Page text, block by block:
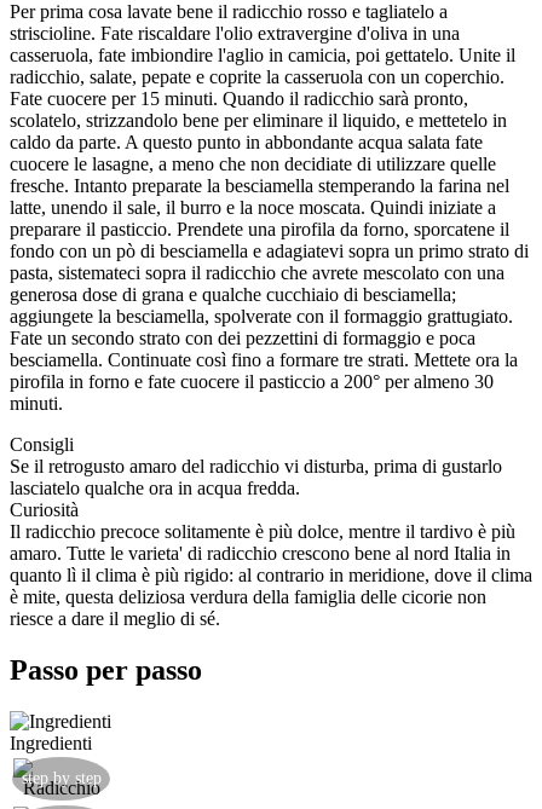
Per prima cosa lavate bene il radicchio rosso e tagliatelo a
striscioline. Fate riscaldare l'olio extravergine d'oliva in una
casseruola, fate imbiondire l'aglio in camicia, poi gettatelo. Unite il
radicchio, salate, pepate e coprite la casseruola con un coperchio.
Fate cuocere per 15 minuti. Quando il radicchio sarà pronto,
scolatelo, strizzandolo bene per eliminare il liquido, e mettetelo in
caldo da parte. A questo punto in abbondante acqua salata fate
cuocere le lasagne, a meno che non decidiate di utilizzare quelle
fresche. Intanto preparate la besciamella stemperando la farina nel
latte, unendo il sale, il burro e la noce moscata. Quindi iniziate a
preparare il pasticcio. Prendete una pirofila da forno, sporcatene il
fondo con un pò di besciamella e adagiatevi sopra un primo strato di
pasta, sistemateci sopra il radicchio che avrete mescolato con una
generosa dose di grana e qualche cucchiaio di besciamella;
aggiungete la besciamella, spolverate con il formaggio grattugiato.
Fate un secondo strato con dei pezzettini di formaggio e poca
besciamella. Continuate così fino a formare tre strati. Mettete ora la
pirofila in forno e fate cuocere il pasticcio a 200° per almeno 30
minuti.
Consigli
Se il retrogusto amaro del radicchio vi disturba, prima di gustarlo
lasciatelo qualche ora in acqua fredda.
Curiosità
Il radicchio precoce solitamente è più dolce, mentre il tardivo è più
amaro. Tutte le varieta' di radicchio crescono bene al nord Italia in
quanto lì il clima è più rigido: al contrario in meridione, dove il clima
è mite, questa deliziosa verdura della famiglia delle cicorie non
riesce a dare il meglio di sé.
Passo per passo
Ingredienti
step by step